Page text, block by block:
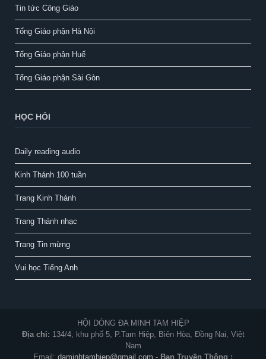
Tin tức Công Giáo
Tổng Giáo phận Hà Nội
Tổng Giáo phận Huế
Tổng Giáo phận Sài Gòn
HỌC HỎI
Daily reading audio
Kinh Thánh 100 tuần
Trang Kinh Thánh
Trang Thánh nhạc
Trang Tin mừng
Vui học Tiếng Anh
HỘI DÒNG ĐA MINH TAM HIỆP
Địa chỉ: 134/4, khu phố 5, P.Tam Hiệp, Biên Hòa, Đồng Nai, Việt
Nam
Email: daminhtamhiep@gmail.com - Ban Truyền Thông :